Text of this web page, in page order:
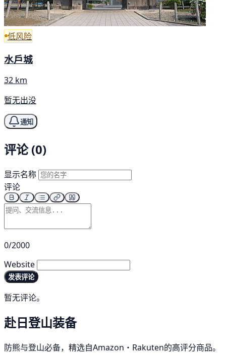
低风险
水戶城
32 km
暂无出没
通知
评论 (0)
显示名称
评论
0/2000
Website
发表评论
暂无评论。
赴日登山装备
防熊与登山必备，精选自Amazon・Rakuten的高评分商品。